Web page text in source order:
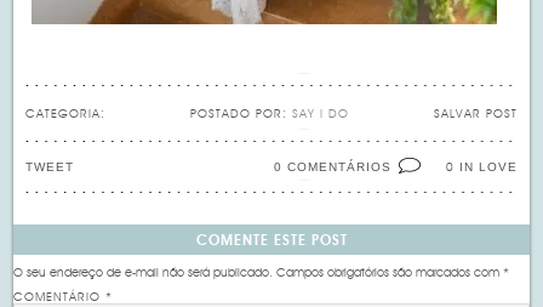
CATEGORIA: SALVAR POST
POSTADO POR: SAY I DO
0 IN LOVE
0 COMENTÁRIOS
TWEET
COMENTE ESTE POST
O seu endereço de e-mail não será publicado. Campos obrigatórios são marcados com*
COMENTÁRIO*